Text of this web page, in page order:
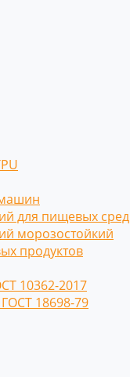
для пищевых сред
морозостойкий
продуктов
10362-2017
18698-79